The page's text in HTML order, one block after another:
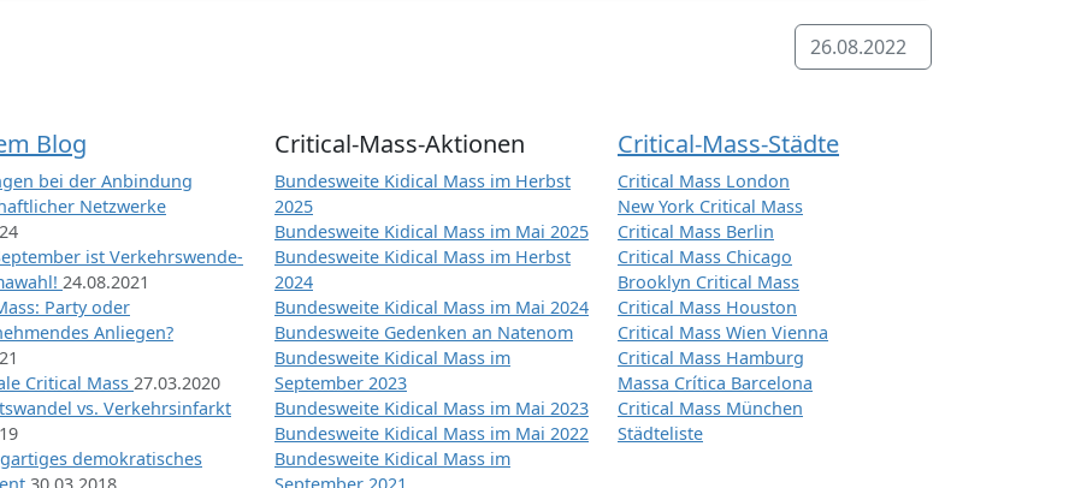
26.08.2022
Blog
bei der Anbindung
Netzwerke
ist Verkehrswende-
24.08.2021
Party oder
Anliegen?
Critical Mass 27.03.2020
vs. Verkehrsinfarkt
demokratisches
Critical-Mass-Aktionen
Bundesweite Kidical Mass im Herbst
2025
Bundesweite Kidical Mass im Mai 2025
Bundesweite Kidical Mass im Herbst
2024
Bundesweite Kidical Mass im Mai 2024
Bundesweite Gedenken an Natenom
Bundesweite Kidical Mass im
September 2023
Bundesweite Kidical Mass im Mai 2023
Bundesweite Kidical Mass im Mai 2022
Bundesweite Kidical Mass im
Critical-Mass-Städte
Critical Mass London
New York Critical Mass
Critical Mass Berlin
Critical Mass Chicago
Brooklyn Critical Mass
Critical Mass Houston
Critical Mass Wien Vienna
Critical Mass Hamburg
Massa Crítica Barcelona
Critical Mass München
Städteliste